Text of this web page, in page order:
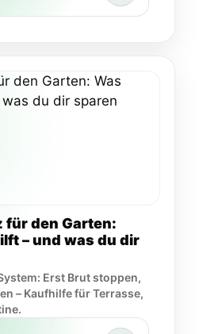
den Garten:
– und was du dir
Erst Brut stoppen,
– Kaufhilfe für Terrasse,